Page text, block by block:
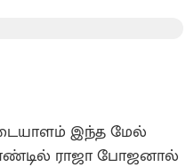
இந்த மேல்
ராஜா போஜனால்